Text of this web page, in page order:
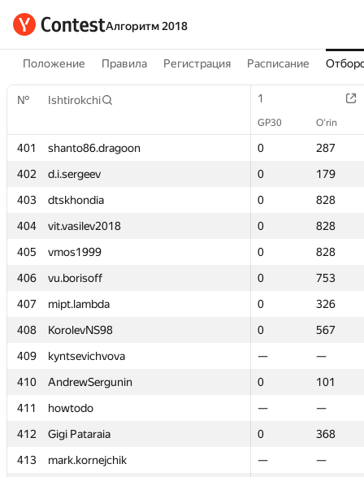
Алгоритм 2018
Положение Правила Регистрация Расписание
№ Ishtirokchi 1
GP30 O‘rin
401 shanto86.dragoon 0
287
402
d.i.sergeev 0
179
403
dtskhondia 0
828
404
vit.vasilev2018 0
828
405
vmos1999 0
828
406
vu.borisoff 0
753
407
mipt.lambda 0
326
408
KorolevNS98 0
567
409
kyntsevichvova —
—
410
AndrewSergunin 0
101
411
howtodo —
—
412
Gigi Pataraia 0
368
413
mark.kornejchik —
—
№ Ishtirokchi 1
GP30 O‘rin
401 shanto86.dragoon 0
287
402
d.i.sergeev 0
179
403
dtskhondia 0
828
404
vit.vasilev2018 0
828
405
vmos1999 0
828
406
vu.borisoff 0
753
407
mipt.lambda 0
326
408
KorolevNS98 0
567
409
kyntsevichvova —
—
410
AndrewSergunin 0
101
411
howtodo —
—
412
Gigi Pataraia 0
368
413
mark.kornejchik —
—